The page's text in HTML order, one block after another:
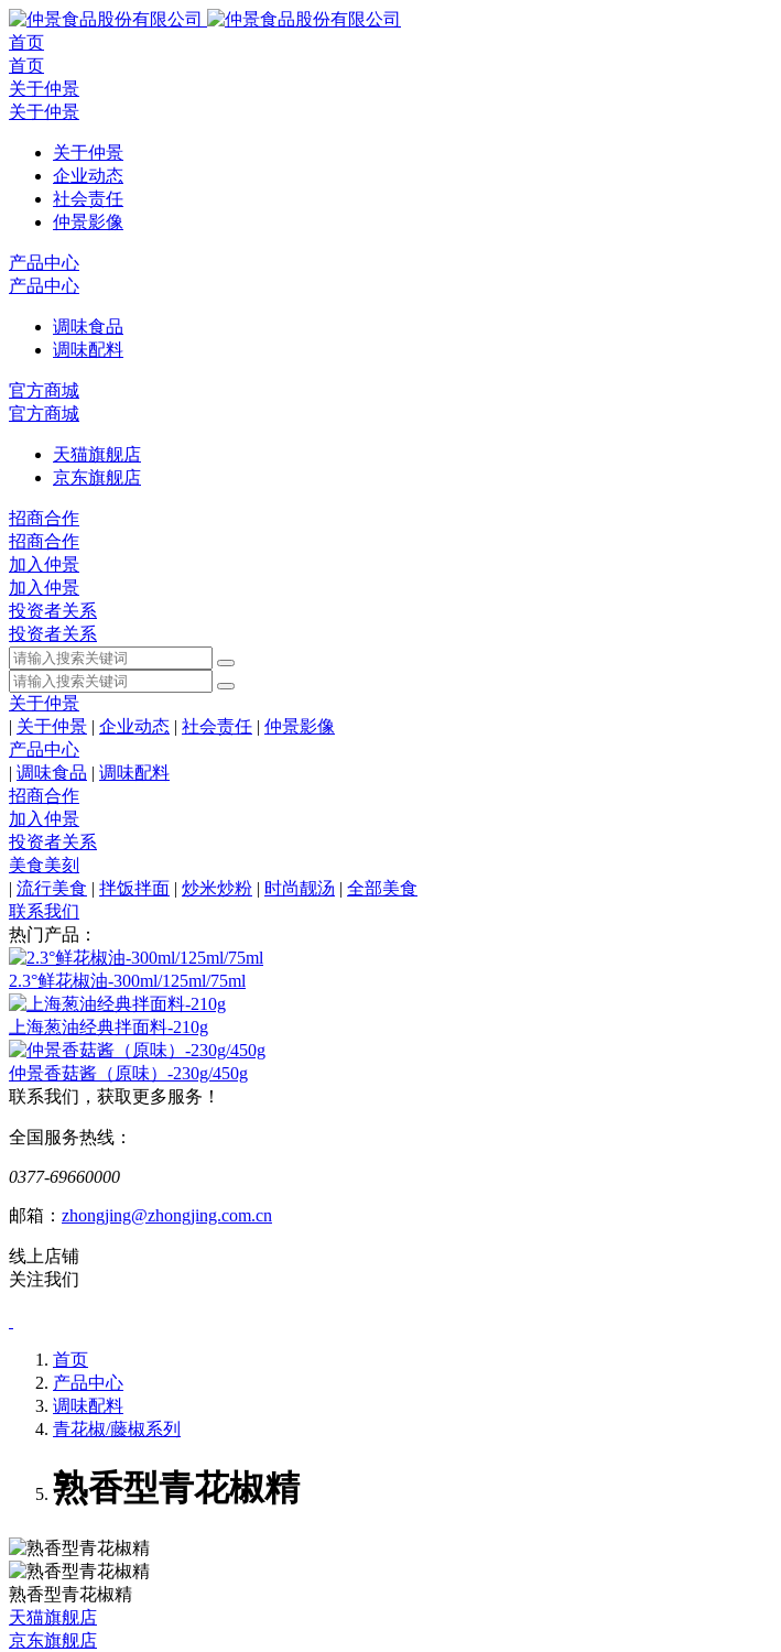
首页
首页
关于仲景
关于仲景
关于仲景
企业动态
社会责任
仲景影像
产品中心
产品中心
调味食品
调味配料
官方商城
官方商城
天猫旗舰店
京东旗舰店
招商合作
招商合作
加入仲景
加入仲景
投资者关系
投资者关系
关于仲景
| 关于仲景 | 企业动态 | 社会责任 | 仲景影像
产品中心
| 调味食品 | 调味配料
招商合作
加入仲景
投资者关系
美食美刻
| 流行美食 | 拌饭拌面 | 炒米炒粉 | 时尚靓汤 | 全部美食
联系我们
热门产品：
2.3°鲜花椒油-300ml/125ml/75ml
上海葱油经典拌面料-210g
仲景香菇酱（原味）-230g/450g
联系我们，获取更多服务！
全国服务热线：
0377-69660000
邮箱： zhongjing@zhongjing.com.cn
线上店铺
关注我们
首页
产品中心
调味配料
青花椒/藤椒系列
熟香型青花椒精
熟香型青花椒精
天猫旗舰店
京东旗舰店